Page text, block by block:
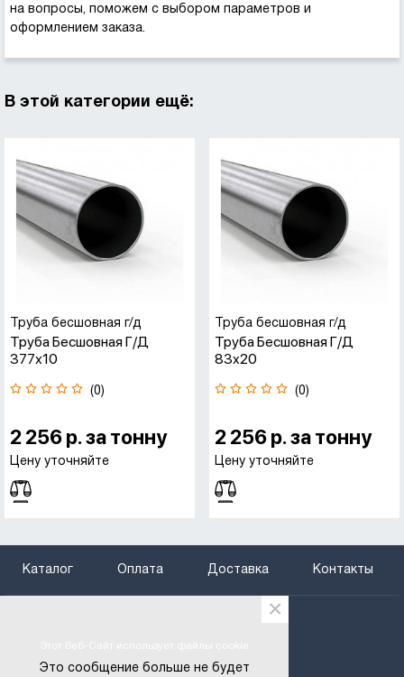
на вопросы, поможем с выбором параметров и
оформлением заказа.
В этой категории ещё:
Труба бесшовная г/д
Труба Бесшовная Г/д
377х10
(0)
2 256 р. за тонну
Цену уточняйте
Труба бесшовная г/д
Труба Бесшовная Г/д
83х20
(0)
2 256 р. за тонну
Цену уточняйте
Каталог Оплата Доставка Контакты
btregion@gmail.com
Это сообщение больше не будет
×